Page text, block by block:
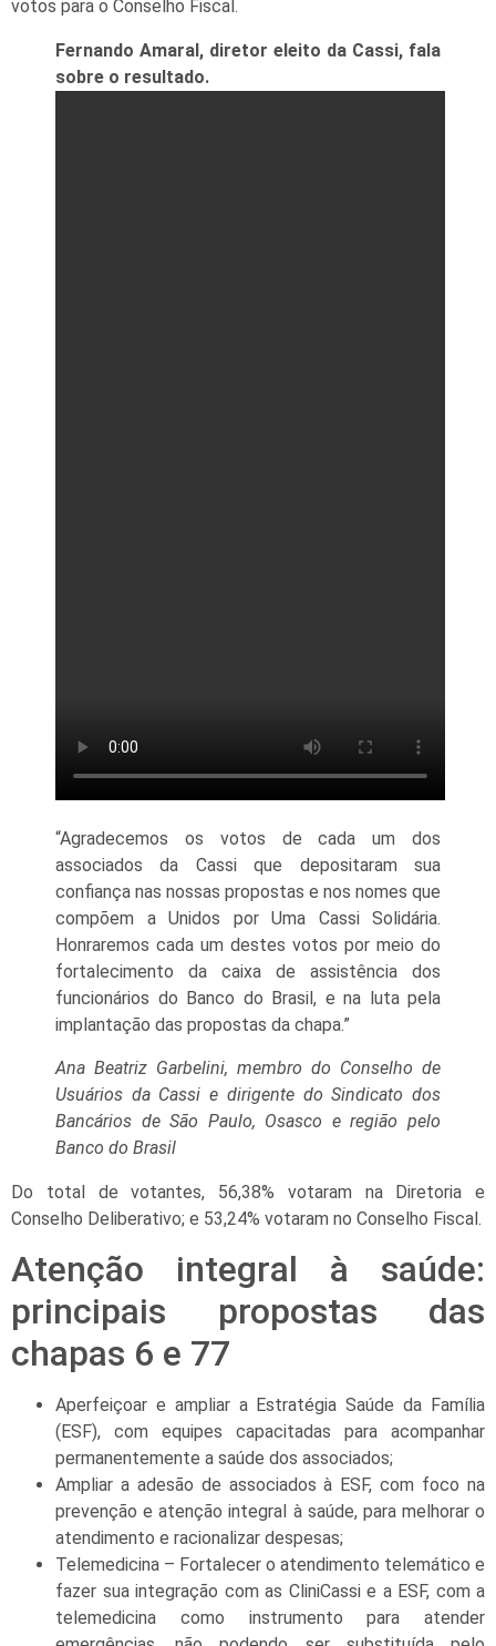
votos para o Conselho Fiscal.
Fernando Amaral, diretor eleito da Cassi, fala
sobre o resultado.
“Agradecemos os votos de cada um dos
associados da Cassi que depositaram sua
confiança nas nossas propostas e nos nomes que
compõem a Unidos por Uma Cassi Solidária.
Honraremos cada um destes votos por meio do
fortalecimento da caixa de assistência dos
funcionários do Banco do Brasil, e na luta pela
implantação das propostas da chapa.”
Ana Beatriz Garbelini, membro do Conselho de
Usuários da Cassi e dirigente do Sindicato dos
Bancários de São Paulo, Osasco e região pelo
Banco do Brasil
Do total de votantes, 56,38% votaram na Diretoria e
Conselho Deliberativo; e 53,24% votaram no Conselho Fiscal.
Atenção integral à saúde:
principais propostas das
chapas 6 e 77
Aperfeiçoar e ampliar a Estratégia Saúde da Família
(ESF), com equipes capacitadas para acompanhar
permanentemente a saúde dos associados;
Ampliar a adesão de associados à ESF, com foco na
prevenção e atenção integral à saúde, para melhorar o
atendimento e racionalizar despesas;
Telemedicina – Fortalecer o atendimento telemático e
fazer sua integração com as CliniCassi e a ESF, com a
telemedicina como instrumento para atender